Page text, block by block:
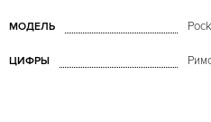
МОДЕЛЬ
ЦИФРЫ